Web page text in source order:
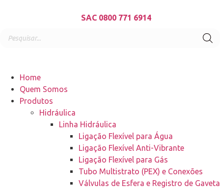
SAC 0800 771 6914
Home
Quem Somos
Produtos
Hidráulica
Linha Hidráulica
Ligação Flexível para Água
Ligação Flexível Anti-Vibrante
Ligação Flexível para Gás
Tubo Multistrato (PEX) e Conexões
Válvulas de Esfera e Registro de Gaveta